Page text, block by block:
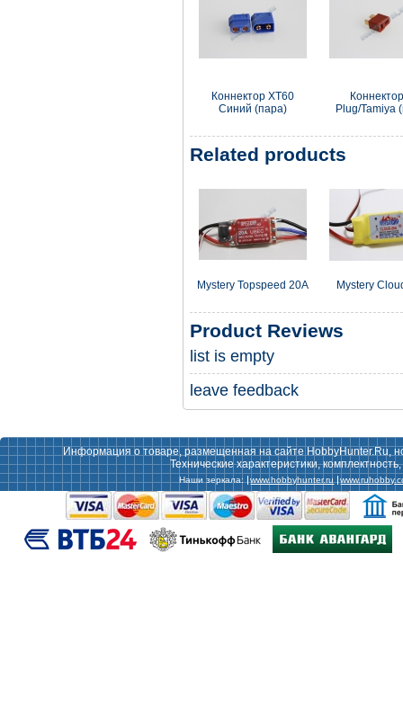
Коннектор XT60
Синий (пара)
Plug/Tamiya
Related products
Mystery Topspeed 20A Mystery
Product Reviews
list is empty
leave feedback
Информация о товаре, размещенная на сайте HobbyHunter.Ru,
Технические характеристики,
Наши зеркала: www.hobbyhunter.ru